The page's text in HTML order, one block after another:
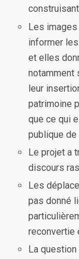
Les
informer
et elles
notamment
leur
patrimoine
que ce qui
publique de
Le projet a
discours
Les
pas donné
reconvertie
La question